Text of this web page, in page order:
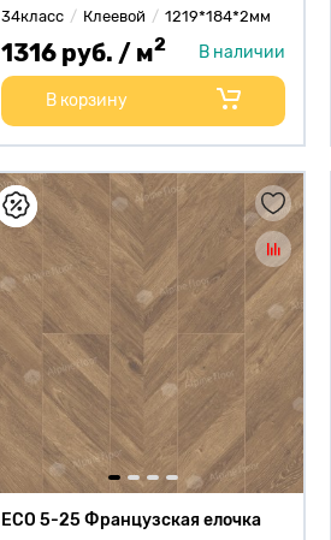
34класс
Клеевой 1219*184*2мм
1316 руб. / м2 В наличии
В корзину
ECO 5-25 Французская елочка